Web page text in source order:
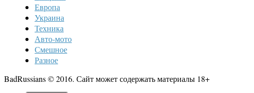
Европа
Украина
Техника
Авто-мото
Смешное
Разное
BadRussians © 2016. Сайт может содержать материалы 18+